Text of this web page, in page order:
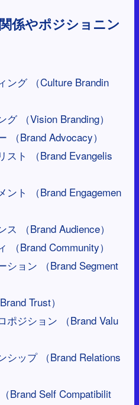
係やポジショニン
ング （Culture Brandin
（Vision Branding）
（Brand Advocacy）
スト （Brand Evangelis
ント （Brand Engagemen
（Brand Audience）
（Brand Community）
ション （Brand Segment
Trust）
ポジション （Brand Valu
シップ （Brand Relations
Brand Self Compatibilit